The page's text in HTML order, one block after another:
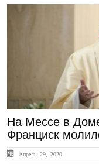
ЛЕНТА
На Мессе в
Франциск
Апрель 29, 2020